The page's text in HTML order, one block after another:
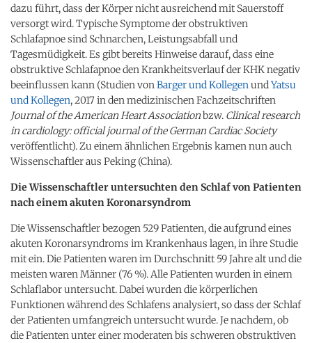
dazu führt, dass der Körper nicht ausreichend mit Sauerstoff
versorgt wird. Typische Symptome der obstruktiven
Schlafapnoe sind Schnarchen, Leistungsabfall und
Tagesmüdigkeit. Es gibt bereits Hinweise darauf, dass eine
obstruktive Schlafapnoe den Krankheitsverlauf der KHK negativ
beeinflussen kann (Studien vonBarger und KollegenundYatsu
und Kollegen, 2017 in den medizinischen Fachzeitschriften
Journal of the American Heart Associationbzw. Clinical research
in cardiology: official journal of the German Cardiac Society
veröffentlicht). Zu einem ähnlichen Ergebnis kamen nun auch
Wissenschaftler aus Peking (China).
Die Wissenschaftler untersuchten den Schlaf von Patienten
nach einem akuten Koronarsyndrom
Die Wissenschaftler bezogen 529 Patienten, die aufgrund eines
akuten Koronarsyndroms im Krankenhaus lagen, in ihre Studie
mit ein. Die Patienten waren im Durchschnitt 59 Jahre alt und die
meisten waren Männer (76 %). Alle Patienten wurden in einem
Schlaflabor untersucht. Dabei wurden die körperlichen
Funktionen während des Schlafens analysiert, so dass der Schlaf
der Patienten umfangreich untersucht wurde. Je nachdem, ob
die Patienten unter einer moderaten bis schweren obstruktiven